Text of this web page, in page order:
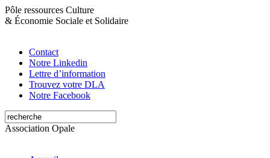
Pôle ressources Culture
& Économie Sociale et Solidaire
Contact
Notre Linkedin
Lettre d’information
Trouvez votre DLA
Notre Facebook
Association Opale